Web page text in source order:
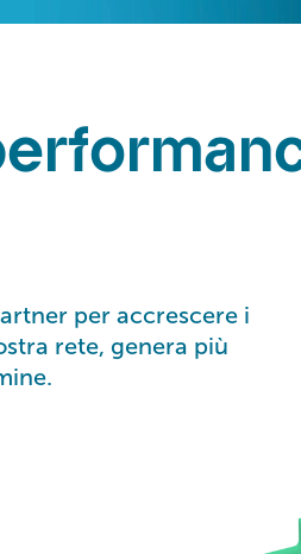
per accrescere i
rete, genera più